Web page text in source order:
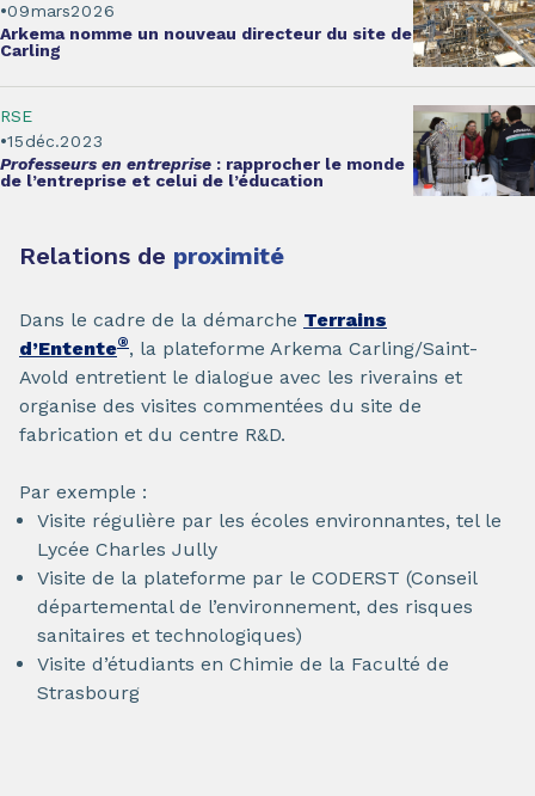
mars
09 2026
Arkema nomme un nouveau directeur du site de
Carling
déc.
15 2023
RSE
Professeurs en entreprise : rapprocher le monde
de l’entreprise et celui de l’éducation
Relations de proximité
Dans le cadre de la démarche Terrains
d’Entente®, la plateforme Arkema Carling/Saint-
Avold entretient le dialogue avec les riverains et
organise des visites commentées du site de
fabrication et du centre R&D.
Par exemple :
Visite régulière par les écoles environnantes, tel le
Lycée Charles Jully
Visite de la plateforme par le CODERST (Conseil
départemental de l’environnement, des risques
sanitaires et technologiques)
Visite d’étudiants en Chimie de la Faculté de
Strasbourg